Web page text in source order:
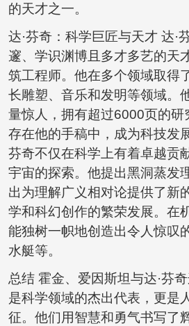
的天才之一。
达·芬奇：科学巨匠与天才 达·
邃、学识渊博且多才多艺的天
筑工程师。他在多个领域取得
长雕塑、音乐和发明等领域。
量惊人，拥有超过6000页的研
存在他的手稿中，成为科技发
芬奇不仅在科学上有着卓越贡
宇宙的探索。他提出黑洞蒸发
出为理解广义相对论提供了新
学和科幻创作的繁荣发展。在
能独树一帜地创造出令人惊叹
水艇等。
总结 霍金、爱因斯坦与达·芬
是科学领域的杰出代表，更是
征。他们用智慧和勇气书写了